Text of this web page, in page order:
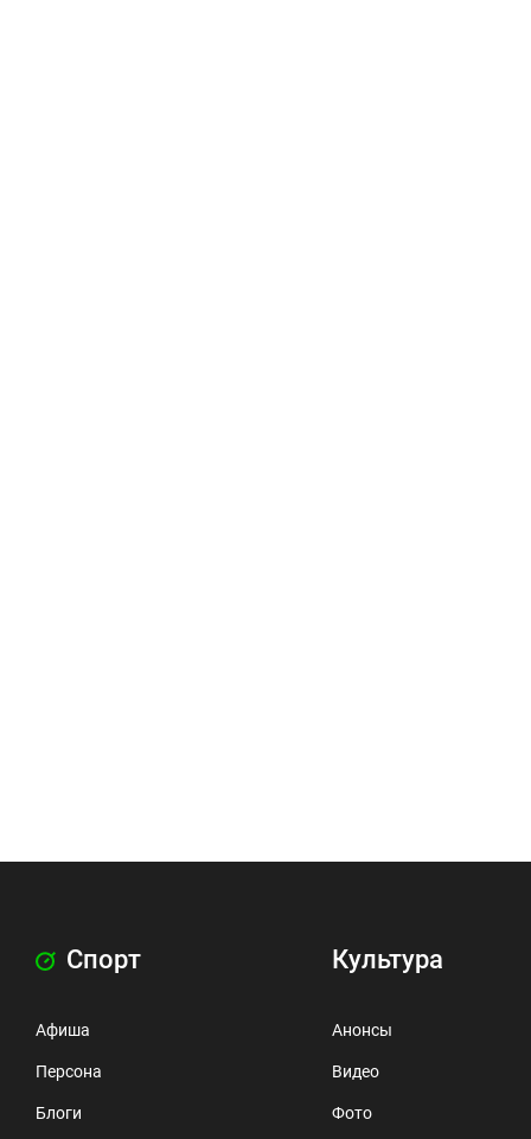
Спорт
Афиша
Персона
Блоги
Культура
Анонсы
Видео
Фото